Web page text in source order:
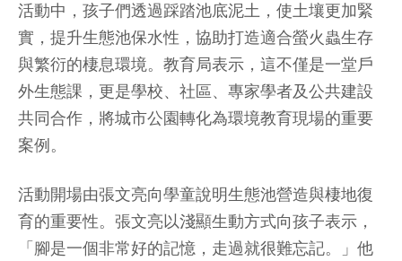
活動中，孩子們透過踩踏池底泥土，使土壤更加緊
實，提升生態池保水性，協助打造適合螢火蟲生存
與繁衍的棲息環境。教育局表示，這不僅是一堂戶
外生態課，更是學校、社區、專家學者及公共建設
共同合作，將城市公園轉化為環境教育現場的重要
案例。
活動開場由張文亮向學童說明生態池營造與棲地復
育的重要性。張文亮以淺顯生動方式向孩子表示，
「腳是一個非常好的記憶，走過就很難忘記。」他